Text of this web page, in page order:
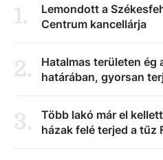
1.
Lemondott a
Centrum kancellárja
2.
Hatalmas területen ég
határában, gyorsan
3.
Több lakó már el
házak felé terjed a tűz